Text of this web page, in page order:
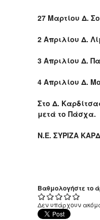
27 Μαρτίου Δ.
2 Απριλίου Δ.
3 Απριλίου Δ.
4 Απριλίου Δ.
Στο Δ.
μετά το Πάσχα.
Ν.Ε. ΣΥΡΙΖΑ
Βαθμολογήστε το
Δεν υπάρχουν